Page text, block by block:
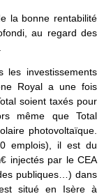
la bonne rentabilité
au regard des
les investissements
Royal a une fois
soient taxés pour
même que Total
photovoltaïque.
emplois), il est du
injectés par le CEA
publiques…) dans
situé en Isère à